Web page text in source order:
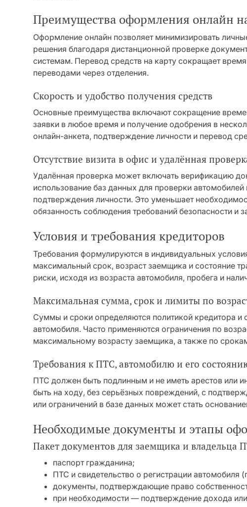
Преимущества оформления онлайн
Оформление онлайн позволяет минимизировать
решения благодаря дистанционной проверке
системам. Перевод средств на карту сокращает
переводами через отделения.
Скорость и удобство получения средств
Основные преимущества включают сокращение
заявки в любое время и получение одобрения в
онлайн-анкета, подтверждение личности и перевод
Отсутствие визита в офис и удалённая
Удалённая проверка может включать верификацию
использование баз данных для проверки
подтверждения личности. Это уменьшает
обязанность соблюдения требований безопасности и
Условия и требования кредиторов
Требования формулируются в индивидуальных
максимальный срок, возраст заемщика и состояние
риски, исходя из возраста автомобиля, пробега и
Максимальная сумма, срок и лимиты по
Суммы и сроки определяются политикой кредитора и
автомобиля. Часто применяются ограничения по
максимальному возрасту заемщика, а также по
Требования к ПТС, автомобилю и его
ПТС должен быть подлинным и не иметь арестов или
быть на ходу, без серьёзных повреждений, с
или ограничений в базе данных может стать
Необходимые документы и этапы
Пакет документов для заемщика и владельца
паспорт гражданина;
ПТС и свидетельство о регистрации автомобиля
документы, подтверждающие право
при необходимости — подтверждение дохода